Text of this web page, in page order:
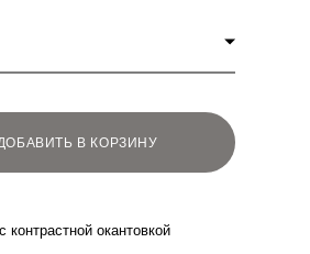
В КОРЗИНУ
окантовкой